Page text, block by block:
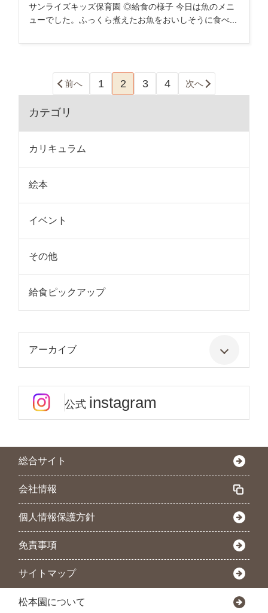
サンライズキッズ保育園 ◎給食の様子 今日は魚のメニ
ューでした。ふっくら煮えたお魚をおいしそうに食べ...
前へ 1 2 3 4 次へ
カテゴリ
カリキュラム
絵本
イベント
その他
給食ピックアップ
アーカイブ
公式 instagram
総合サイト
会社情報
個人情報保護方針
免責事項
サイトマップ
松本園について